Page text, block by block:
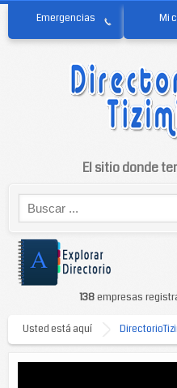
El sitio donde
138empresas
Usted está aquí